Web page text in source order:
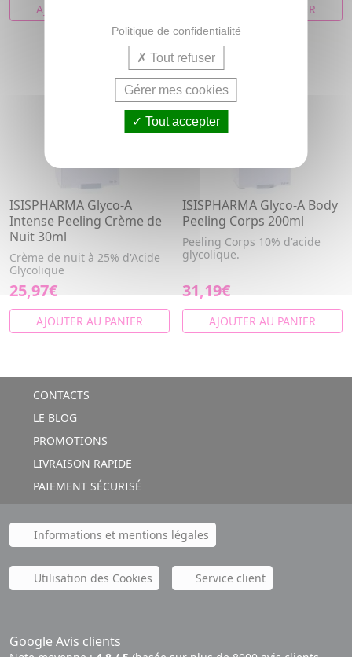
AJOUTER AU PANIER AJOUTER AU PANIER
ISISPHARMA Glyco-A
Intense Peeling Crème de
Nuit 30ml
Crème de nuit à 25% d'Acide
Glycolique
25,97€
AJOUTER AU PANIER
ISISPHARMA Glyco-A Body
Peeling Corps 200ml
Peeling Corps 10% d'acide
glycolique.
31,19€
AJOUTER AU PANIER
CONTACTS
LE BLOG
PROMOTIONS
LIVRAISON RAPIDE
PAIEMENT SÉCURISÉ
Informations et mentions légales
Utilisation des Cookies Service client
Google Avis clients
Politique de confidentialité
Tout refuser
Gérer mes cookies
Tout accepter